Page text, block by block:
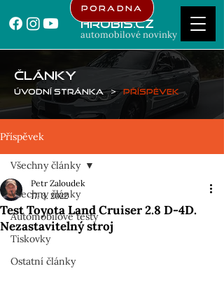
Hrubis.cz
automobilové novinky
Poradna
ČLÁNKY
Úvodní stránka > Příspěvek
Příspěvek
Všechny články
Automobilové testy
Tiskovky
Ostatní články
Všechny články
Test Toyota Land Cruiser 2.8 D-4D.
Nezastavitelný stroj
Petr Zaloudek
17. 3. 2022